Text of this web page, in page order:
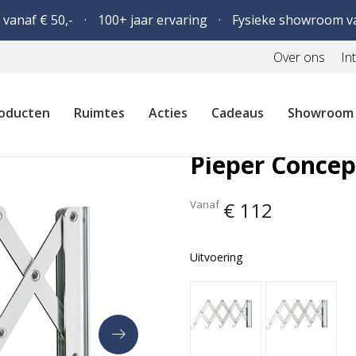
€ 50,- 100+ jaar ervaring Fysieke showroom
Over ons
Ruimtes Acties Cadeaus Showroom
Pieper
Vanaf € 112
Uitvoering